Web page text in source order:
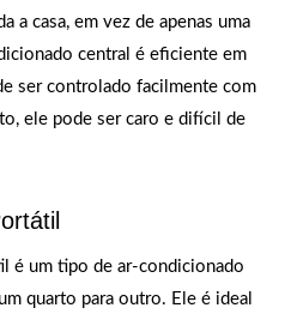
a casa, em vez de apenas uma
central é eficiente em
ser controlado facilmente com
ele pode ser caro e difícil de
é um tipo de ar-condicionado
quarto para outro. Ele é ideal